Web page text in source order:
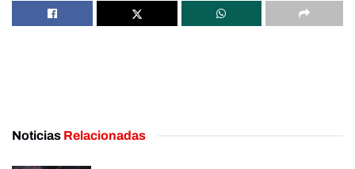
Noticias Relacionadas